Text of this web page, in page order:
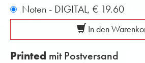
Noten - DIGITAL, € 19.60
In den
Printed mit Postversand